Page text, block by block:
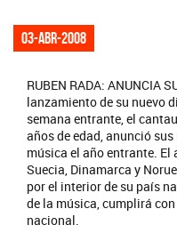
03-abr-2008
RUBEN RADA: ANUNCIA
lanzamiento de su nuevo
semana entrante, el
años de edad, anunció
música el año entrante.
Suecia, Dinamarca y
por el interior de su país
de la música, cumplirá
nacional.